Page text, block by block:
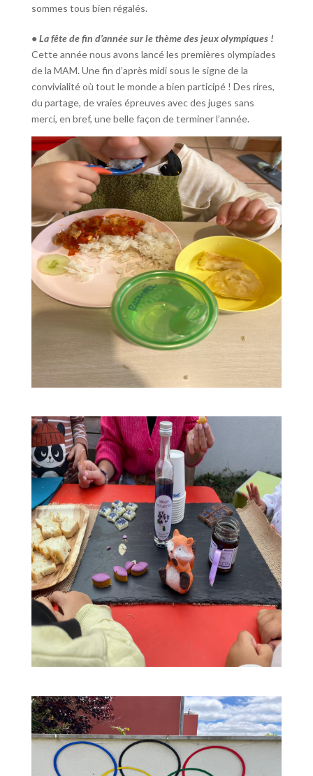
sommes tous bien régalés.
•⁠ ⁠La fête de fin d’année sur le thème des jeux olympiques !
Cette année nous avons lancé les premières olympiades
de la MAM. Une fin d’après midi sous le signe de la
convivialité où tout le monde a bien participé ! Des rires,
du partage, de vraies épreuves avec des juges sans
merci, en bref, une belle façon de terminer l’année.